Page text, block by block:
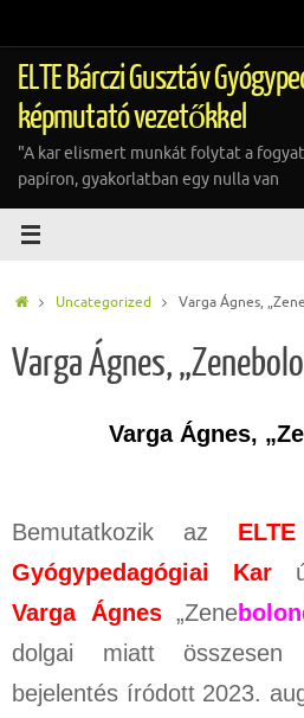
tartalomra
ELTE Bárczi Gusztáv
képmutató vezetőkkel
"A kar elismert munkát folytat a
papíron, gyakorlatban egy nulla van
HomeUncategorized Varga Ágnes,
Varga Ágnes,
Varga Ágnes,
Bemutatkozik az
Gyógypedagógiai Kar
Varga Ágnes„Zene
dolgai miatt
bejelentés íródott 2023.